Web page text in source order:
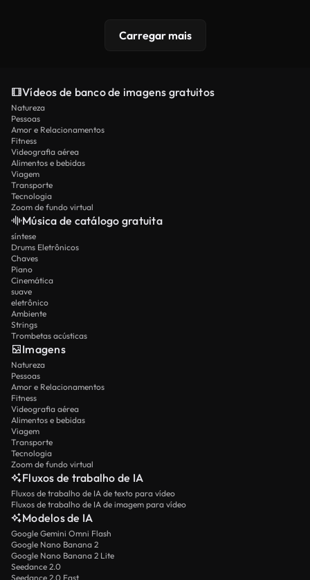
Carregar mais
Vídeos de banco de imagens gratuitos
Natureza
Pessoas
Amor e Relacionamentos
Fitness
Videografia aérea
Alimentos e bebidas
Viagem
Transporte
Tecnologia
Zoom de fundo virtual
Música de catálogo gratuita
síntese
Drums Eletrônicos
Chaves
Piano
Cinemática
suave
eletrônico
Ambiente
Strings
Trombetas acústicas
Imagens
Natureza
Pessoas
Amor e Relacionamentos
Fitness
Videografia aérea
Alimentos e bebidas
Viagem
Transporte
Tecnologia
Zoom de fundo virtual
Fluxos de trabalho de IA
Fluxos de trabalho de IA de texto para vídeo
Fluxos de trabalho de IA de imagem para vídeo
Modelos de IA
Google Gemini Omni Flash
Google Nano Banana 2
Google Nano Banana 2 Lite
Seedance 2.0
Seedance 2.0 Fast